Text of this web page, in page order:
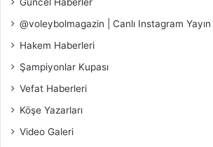
Güncel Haberler
@voleybolmagazin | Canlı Instagram Yayın
Hakem Haberleri
Şampiyonlar Kupası
Vefat Haberleri
Köşe Yazarları
Video Galeri